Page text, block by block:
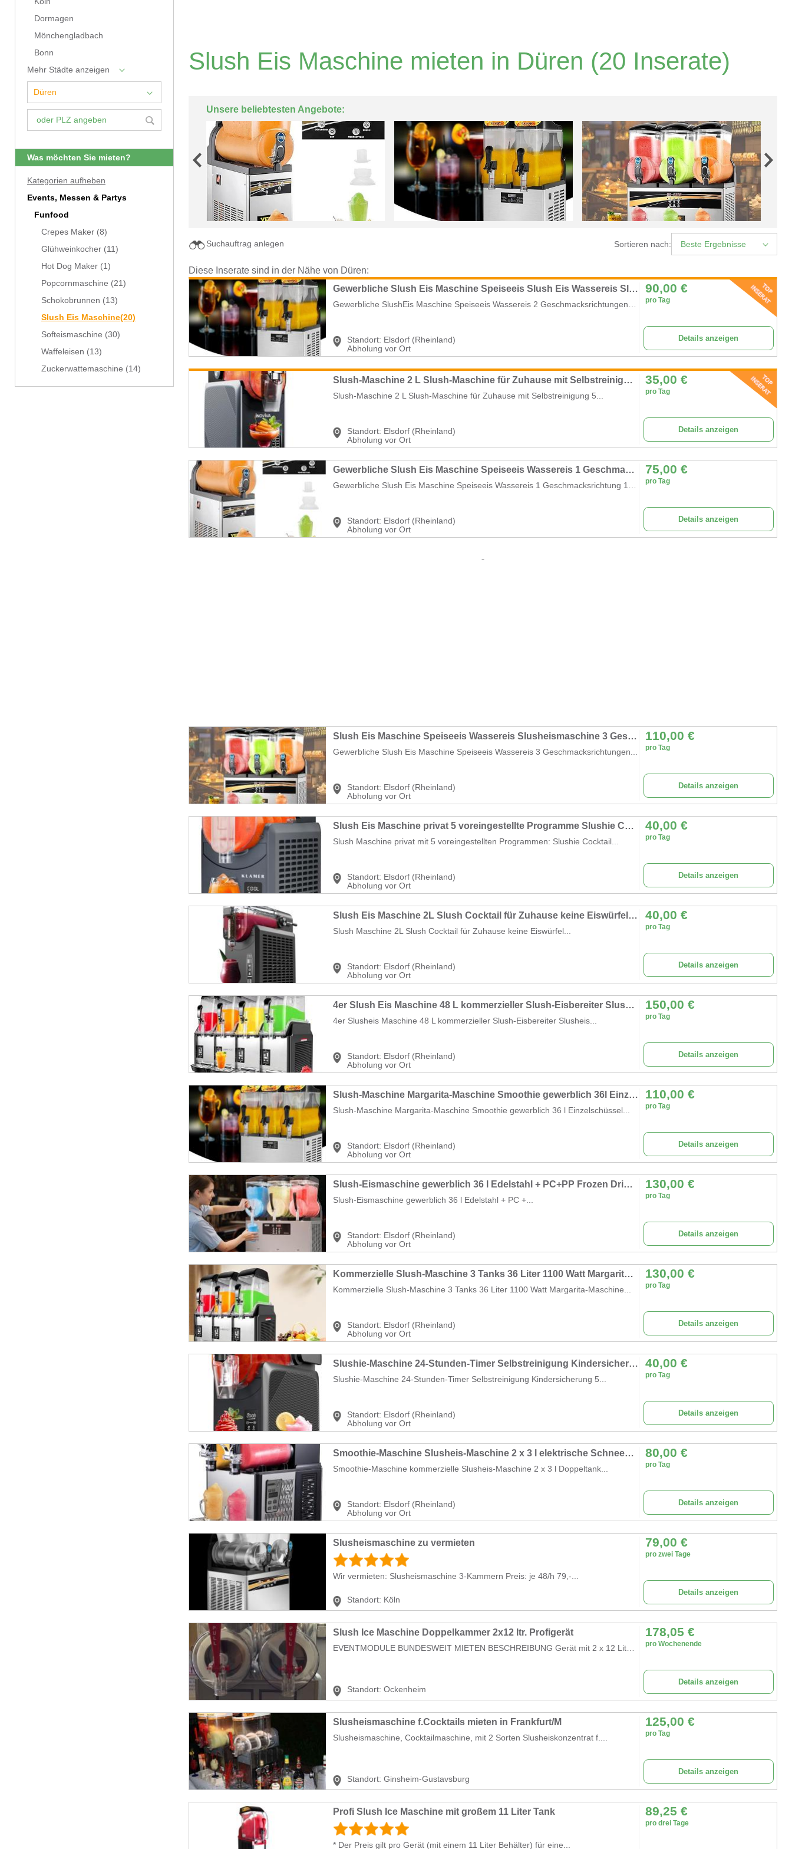
Dormagen
Mönchengladbach
Bonn
Mehr Städte anzeigen
Was möchten Sie mieten?
Kategorien aufheben
Events, Messen & Partys
Funfood
Crepes Maker (8)
Glühweinkocher (11)
Hot Dog Maker (1)
Popcornmaschine (21)
Schokobrunnen (13)
Slush Eis Maschine(20)
Softeismaschine (30)
Waffeleisen (13)
Zuckerwattemaschine (14)
Slush Eis Maschine mieten in Düren (20 Inserate)
Unsere beliebtesten Angebote:
Sortieren nach: Beste Ergebnisse
Suchauftrag anlegen
Diese Inserate sind in der Nähe von Düren:
Gewerbliche Slush Eis Maschine Speiseeis Slush Eis Wassereis Slusheismaschine 2x12l für Ihr Gewerbe
Standort: Elsdorf (Rheinland)
Abholung vor Ort
90,00 €
pro Tag
Details anzeigen
Slush-Maschine 2 L Slush-Maschine für Zuhause mit Selbstreinigung 5 voreingestellte Programme
Slush-Maschine 2 L Slush-Maschine für Zuhause mit Selbstreinigung 5...
Standort: Elsdorf (Rheinland)
Abholung vor Ort
35,00 €
pro Tag
Details anzeigen
Gewerbliche Slush Eis Maschine Speiseeis Wassereis 1 Geschmacksrichtung 15 l Slusheis Maschine
Standort: Elsdorf (Rheinland)
Abholung vor Ort
75,00 €
pro Tag
Details anzeigen
Slush Eis Maschine Speiseeis Wassereis Slusheismaschine 3 Geschmacksrichtungen 3 x 15 l
Gewerbliche Slush Eis Maschine Speiseeis Wassereis 3 Geschmacksrichtungen...
Standort: Elsdorf (Rheinland)
Abholung vor Ort
110,00 €
pro Tag
Details anzeigen
Slush Eis Maschine privat 5 voreingestellte Programme Slushie Cocktail Milchshake Frappé Wein
Slush Maschine privat mit 5 voreingestellten Programmen: Slushie Cocktail...
Standort: Elsdorf (Rheinland)
Abholung vor Ort
40,00 €
pro Tag
Details anzeigen
Slush Eis Maschine 2L Slush Cocktail für Zuhause keine Eiswürfel erforderlich Selbstreinigend 5/1
Slush Maschine 2L Slush Cocktail für Zuhause keine Eiswürfel...
Standort: Elsdorf (Rheinland)
Abholung vor Ort
40,00 €
pro Tag
Details anzeigen
4er Slush Eis Maschine 48 L kommerzieller Slush-Eisbereiter Slusheis Slushy-Maker 4 x 12 1500 W
4er Slusheis Maschine 48 L kommerzieller Slush-Eisbereiter Slusheis...
Standort: Elsdorf (Rheinland)
Abholung vor Ort
150,00 €
pro Tag
Details anzeigen
Slush-Maschine Margarita-Maschine Smoothie gewerblich 36l Einzelschüssel 75 Tassen 1100W Edelstahl
Slush-Maschine Margarita-Maschine Smoothie gewerblich 36 l Einzelschüssel...
Standort: Elsdorf (Rheinland)
Abholung vor Ort
110,00 €
pro Tag
Details anzeigen
Slush-Eismaschine gewerblich 36 l Edelstahl + PC+PP Frozen Drink Maker Slush-Maschine Partys Cafés
Slush-Eismaschine gewerblich 36 l Edelstahl + PC +...
Standort: Elsdorf (Rheinland)
Abholung vor Ort
130,00 €
pro Tag
Details anzeigen
Kommerzielle Slush-Maschine 3 Tanks 36 Liter 1100 Watt Margarita-Maschine Gefriergetränke
Kommerzielle Slush-Maschine 3 Tanks 36 Liter 1100 Watt Margarita-Maschine...
Standort: Elsdorf (Rheinland)
Abholung vor Ort
130,00 €
pro Tag
Details anzeigen
Slushie-Maschine 24-Stunden-Timer Selbstreinigung Kindersicherung 5 Programme Slushie Cocktail
Slushie-Maschine 24-Stunden-Timer Selbstreinigung Kindersicherung 5...
Standort: Elsdorf (Rheinland)
Abholung vor Ort
40,00 €
pro Tag
Details anzeigen
Smoothie-Maschine Slusheis-Maschine 2 x 3 l elektrische Schneeschmelz-Slush-Smoothie-Maschine
Smoothie-Maschine kommerzielle Slusheis-Maschine 2 x 3 l Doppeltank...
Standort: Elsdorf (Rheinland)
Abholung vor Ort
80,00 €
pro Tag
Details anzeigen
Slusheismaschine zu vermieten
Wir vermieten: Slusheismaschine 3-Kammern Preis: je 48/h 79,-...
Standort: Köln
79,00 €
pro zwei Tage
Details anzeigen
Slush Ice Maschine Doppelkammer 2x12 ltr. Profigerät
Standort: Ockenheim
178,05 €
pro Wochenende
Details anzeigen
Slusheismaschine f.Cocktails mieten in Frankfurt/M
Slusheismaschine, Cocktailmaschine, mit 2 Sorten Slusheiskonzentrat f....
Standort: Ginsheim-Gustavsburg
125,00 €
pro Tag
Details anzeigen
Profi Slush Ice Maschine mit großem 11 Liter Tank
* Der Preis gilt pro Gerät (mit einem 11 Liter Behälter) für eine...
89,25 €
pro drei Tage